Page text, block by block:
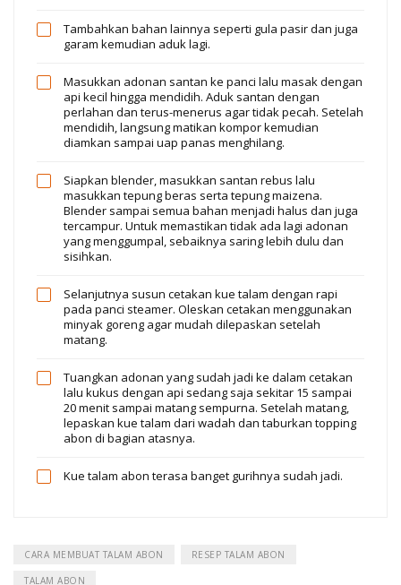
Tambahkan bahan lainnya seperti gula pasir dan juga
garam kemudian aduk lagi.
Masukkan adonan santan ke panci lalu masak dengan
api kecil hingga mendidih. Aduk santan dengan
perlahan dan terus-menerus agar tidak pecah. Setelah
mendidih, langsung matikan kompor kemudian
diamkan sampai uap panas menghilang.
Siapkan blender, masukkan santan rebus lalu
masukkan tepung beras serta tepung maizena.
Blender sampai semua bahan menjadi halus dan juga
tercampur. Untuk memastikan tidak ada lagi adonan
yang menggumpal, sebaiknya saring lebih dulu dan
sisihkan.
Selanjutnya susun cetakan kue talam dengan rapi
pada panci steamer. Oleskan cetakan menggunakan
minyak goreng agar mudah dilepaskan setelah
matang.
Tuangkan adonan yang sudah jadi ke dalam cetakan
lalu kukus dengan api sedang saja sekitar 15 sampai
20 menit sampai matang sempurna. Setelah matang,
lepaskan kue talam dari wadah dan taburkan topping
abon di bagian atasnya.
Kue talam abon terasa banget gurihnya sudah jadi.
CARA MEMBUAT TALAM ABON RESEP TALAM ABON
TALAM ABON